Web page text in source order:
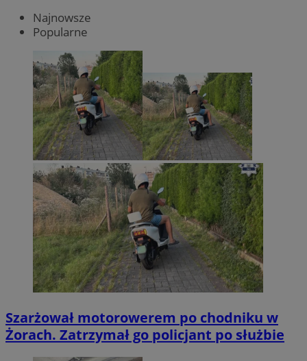
Najnowsze
Popularne
Szarżował motorowerem po chodniku w
Żorach. Zatrzymał go policjant po służbie